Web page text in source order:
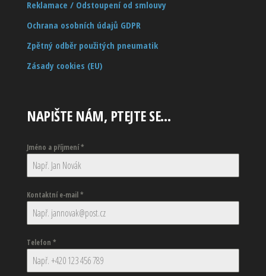
Reklamace / Odstoupení od smlouvy
Ochrana osobních údajů GDPR
Zpětný odběr použitých pneumatik
Zásady cookies (EU)
NAPIŠTE NÁM, PTEJTE SE…
Jméno a příjmení*
Kontaktní e-mail*
Telefon *